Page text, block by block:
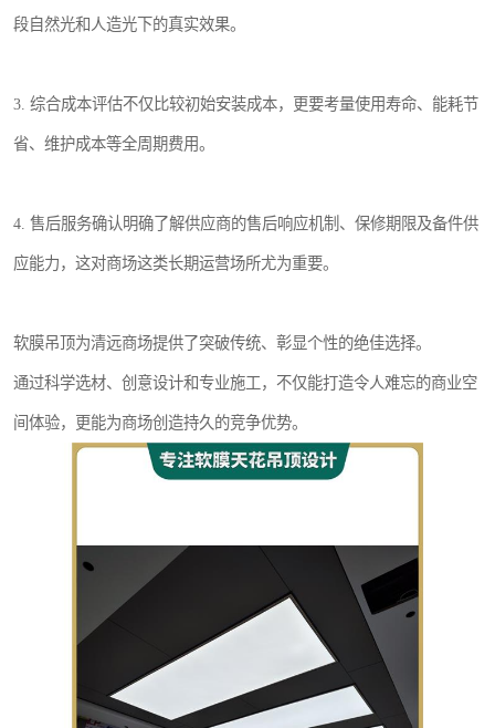
段自然光和人造光下的真实效果。
3. 综合成本评估不仅比较初始安装成本，更要考量使用寿命、能耗节
省、维护成本等全周期费用。
4. 售后服务确认明确了解供应商的售后响应机制、保修期限及备件供
应能力，这对商场这类长期运营场所尤为重要。
软膜吊顶为清远商场提供了突破传统、彰显个性的绝佳选择。
通过科学选材、创意设计和专业施工，不仅能打造令人难忘的商业空
间体验，更能为商场创造持久的竞争优势。